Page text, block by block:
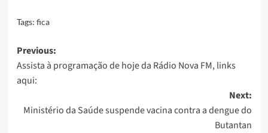
Tags: fica
Post
navigation
Previous:
Assista à programação de hoje da Rádio Nova FM, links
aqui:
Next:
Ministério da Saúde suspende vacina contra a dengue do
Butantan